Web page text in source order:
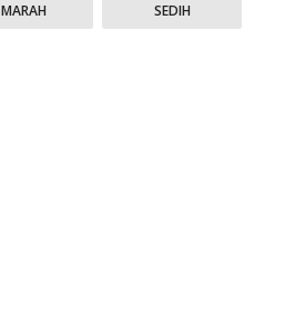
MARAH SEDIH